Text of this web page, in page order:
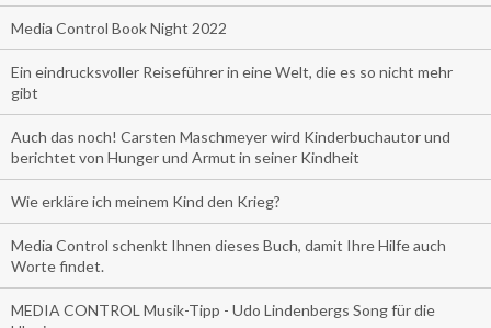
Media Control Book Night 2022
Ein eindrucksvoller Reiseführer in eine Welt, die es so nicht mehr
gibt
Auch das noch! Carsten Maschmeyer wird Kinderbuchautor und
berichtet von Hunger und Armut in seiner Kindheit
Wie erkläre ich meinem Kind den Krieg?
Media Control schenkt Ihnen dieses Buch, damit Ihre Hilfe auch
Worte findet.
MEDIA CONTROL Musik-Tipp - Udo Lindenbergs Song für die